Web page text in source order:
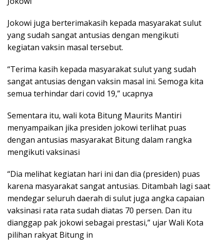
Jokowi juga berterimakasih kepada masyarakat sulut
yang sudah sangat antusias dengan mengikuti
kegiatan vaksin masal tersebut.
“Terima kasih kepada masyarakat sulut yang sudah
sangat antusias dengan vaksin masal ini. Semoga kita
semua terhindar dari covid 19,” ucapnya
Sementara itu, wali kota Bitung Maurits Mantiri
menyampaikan jika presiden jokowi terlihat puas
dengan antusias masyarakat Bitung dalam rangka
mengikuti vaksinasi
“Dia melihat kegiatan hari ini dan dia (presiden) puas
karena masyarakat sangat antusias. Ditambah lagi saat
mendegar seluruh daerah di sulut juga angka capaian
vaksinasi rata rata sudah diatas 70 persen. Dan itu
dianggap pak jokowi sebagai prestasi,” ujar Wali Kota
pilihan rakyat Bitung in